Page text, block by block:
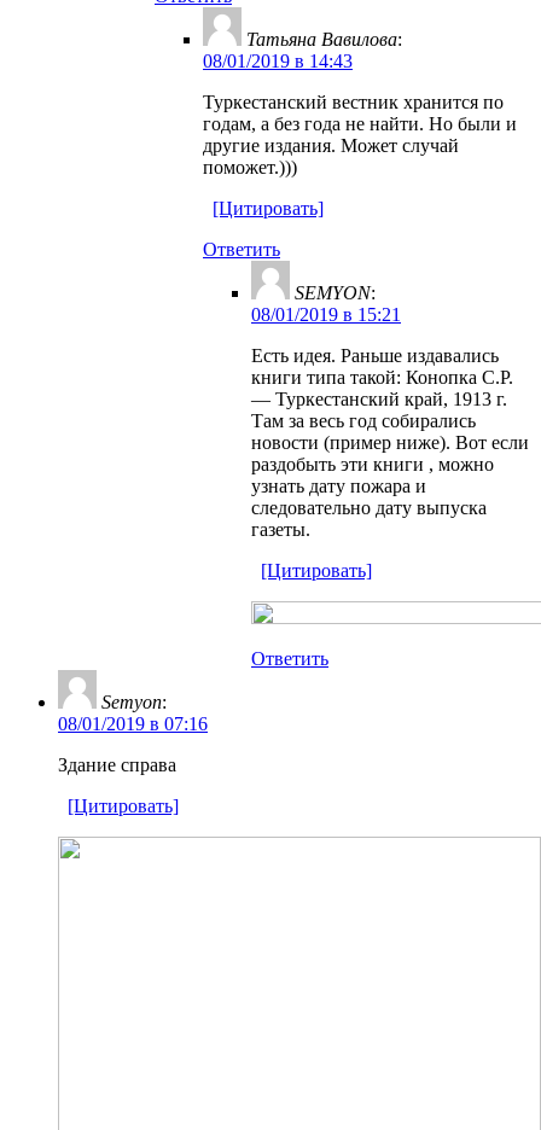
Татьяна Вавилова:
08/01/2019 в 14:43
Туркестанский вестник хранится по
годам, а без года не найти. Но были и
другие издания. Может случай
поможет.)))
[Цитировать]
Ответить
SEMYON:
08/01/2019 в 15:21
Есть идея. Раньше издавались
книги типа такой: Конопка С.Р.
— Туркестанский край, 1913 г.
Там за весь год собирались
новости (пример ниже). Вот если
раздобыть эти книги , можно
узнать дату пожара и
следовательно дату выпуска
газеты.
[Цитировать]
Ответить
Semyon:
08/01/2019 в 07:16
Здание справа
[Цитировать]